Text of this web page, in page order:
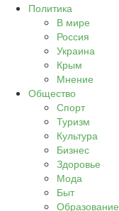
Политика
В мире
Россия
Украина
Крым
Мнение
Общество
Спорт
Туризм
Культура
Бизнес
Здоровье
Мода
Быт
Образование